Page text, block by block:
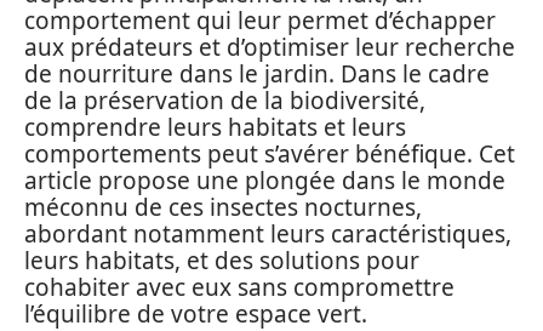
comportement qui leur permet d’échapper
aux prédateurs et d’optimiser leur recherche
de nourriture dans le jardin. Dans le cadre
de la préservation de la biodiversité,
comprendre leurs habitats et leurs
comportements peut s’avérer bénéfique. Cet
article propose une plongée dans le monde
méconnu de ces insectes nocturnes,
abordant notamment leurs caractéristiques,
leurs habitats, et des solutions pour
cohabiter avec eux sans compromettre
l’équilibre de votre espace vert.